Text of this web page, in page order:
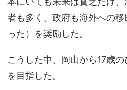
者も多く、政府も海外への
った）を奨励した。
こうした中、岡山から17歳
を目指した。